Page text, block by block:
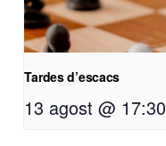
Tardes d’escacs
13 agost @ 17:30